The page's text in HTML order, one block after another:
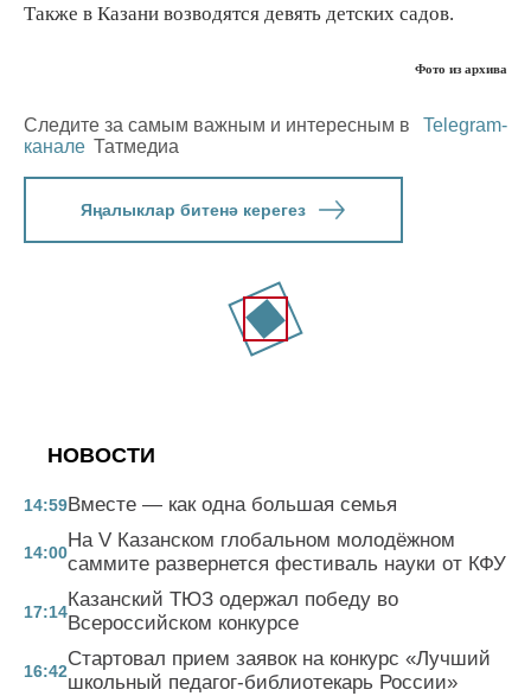
Также в Казани возводятся девять детских садов.
Фото из архива
Следите за самым важным и интересным в
Telegram-
канале Татмедиа
Яңалыклар битенә керегез
НОВОСТИ
14:59Вместе — как одна большая семья
14:00
На V Казанском глобальном молодёжном
саммите развернется фестиваль науки от КФУ
17:14
Казанский ТЮЗ одержал победу во
Всероссийском конкурсе
16:42
Стартовал прием заявок на конкурс «Лучший
школьный педагог-библиотекарь России»